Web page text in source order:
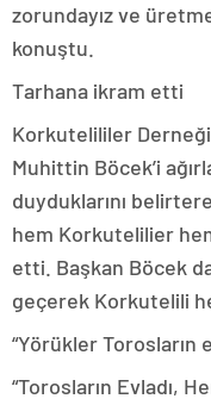
zorundayız ve
konuştu.
Tarhana ikram etti
Korkutelililer
Muhittin Böcek’i
duyduklarını
hem Korkutelilier
etti. Başkan Böcek
geçerek Korkutelili
“Yörükler Torosların
“Torosların Evladı,